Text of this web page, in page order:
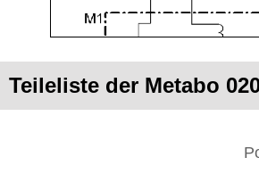
Teileliste der Metabo